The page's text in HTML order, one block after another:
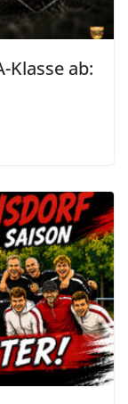
Klasse ab: